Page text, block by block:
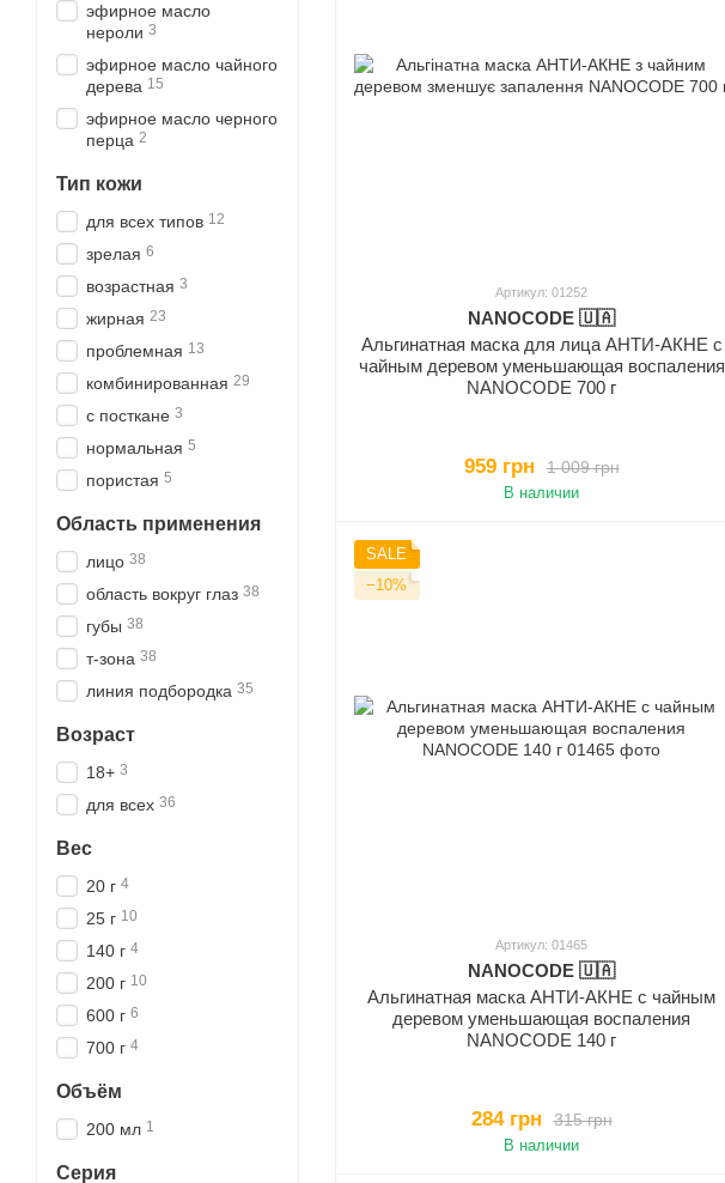
Артикул: 01252
NANOCODE 🇺🇦
Альгинатная маска для лица АНТИ-АКНЕ с
чайным деревом уменьшающая воспаления
NANOCODE 700 г
1 009 грн
959 грн
В наличии
SALE
−10%
Артикул: 01465
NANOCODE 🇺🇦
Альгинатная маска АНТИ-АКНЕ с чайным
деревом уменьшающая воспаления
NANOCODE 140 г
315 грн
284 грн
В наличии
эфирное масло
нероли 3
эфирное масло чайного
дерева 15
эфирное масло черного
перца 2
Тип кожи
для всех типов 12
зрелая 6
возрастная 3
жирная 23
проблемная 13
комбинированная 29
с посткане 3
нормальная 5
пористая 5
Область применения
лицо 38
область вокруг глаз 38
губы 38
т-зона 38
линия подбородка 35
Возраст
18+ 3
для всех 36
Вес
20 г 4
25 г 10
140 г 4
200 г 10
600 г 6
700 г 4
Объём
200 мл 1
Серия